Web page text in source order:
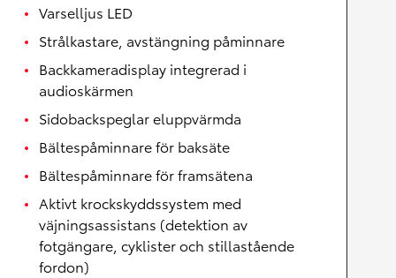
Varselljus LED
Strålkastare, avstängning påminnare
Backkameradisplay integrerad i
audioskärmen
Sidobackspeglar eluppvärmda
Bältespåminnare för baksäte
Bältespåminnare för framsätena
Aktivt krockskyddssystem med
väjningsassistans (detektion av
fotgängare, cyklister och stillastående
fordon)